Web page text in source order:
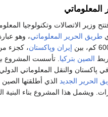
المعلوماتي
15 يونيو 2015 افتتح وزير الاتصالات وتكنولوجيا
طريق الحرير المعلوماتي، وهو
إيران وپاكستان، كجزء
الصين بتركيا . تأسست المشروع
في پاكستان والنقل المعلوماتي
الحرير الجديد الذي أطلقتها
ويشمل هذا المشروع بناء البنية